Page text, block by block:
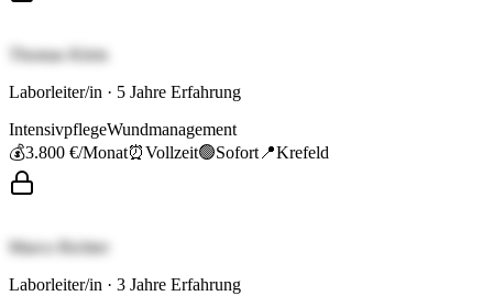
Thomas Klein
Laborleiter/in · 5 Jahre Erfahrung
IntensivpflegeWundmanagement
💰3.800 €/Monat⏰Vollzeit🟢Sofort 📍Krefeld
Marco Richter
Laborleiter/in · 3 Jahre Erfahrung